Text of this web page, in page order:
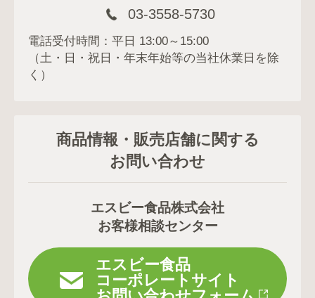
03-3558-5730
電話受付時間：平日 13:00～15:00
（土・日・祝日・年末年始等の当社休業日を除
く）
商品情報・販売店舗に関する
お問い合わせ
エスビー食品株式会社
お客様相談センター
エスビー食品
コーポレートサイト